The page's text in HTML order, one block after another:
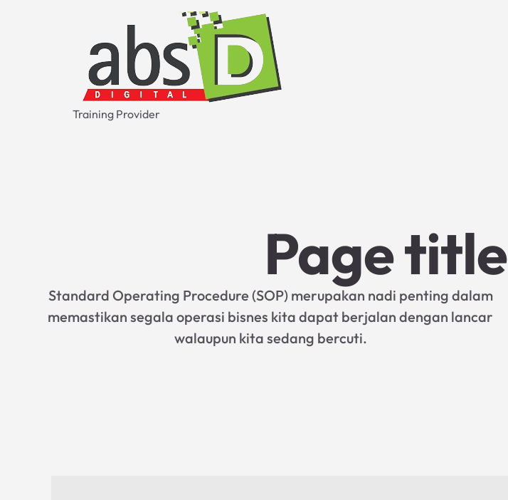
Training Provider
Page title
Standard Operating Procedure (SOP) merupakan nadi penting dalam
memastikan segala operasi bisnes kita dapat berjalan dengan lancar
walaupun kita sedang bercuti.